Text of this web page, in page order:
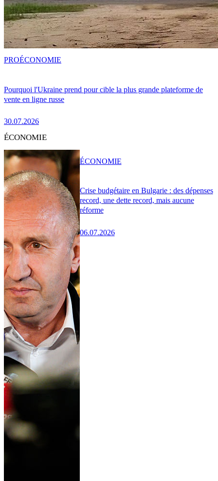
Pourquoi l'Ukraine prend pour cible la plus grande plateforme de
vente en ligne russe
30.07.2026
PROÉCONOMIE
ÉCONOMIE
Crise budgétaire en Bulgarie : des dépenses
record, une dette record, mais aucune
réforme
06.07.2026
ÉCONOMIE